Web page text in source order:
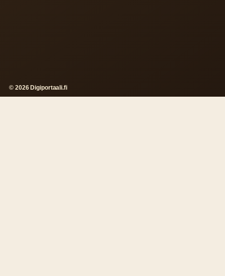
© 2026 Digiportaali.fi